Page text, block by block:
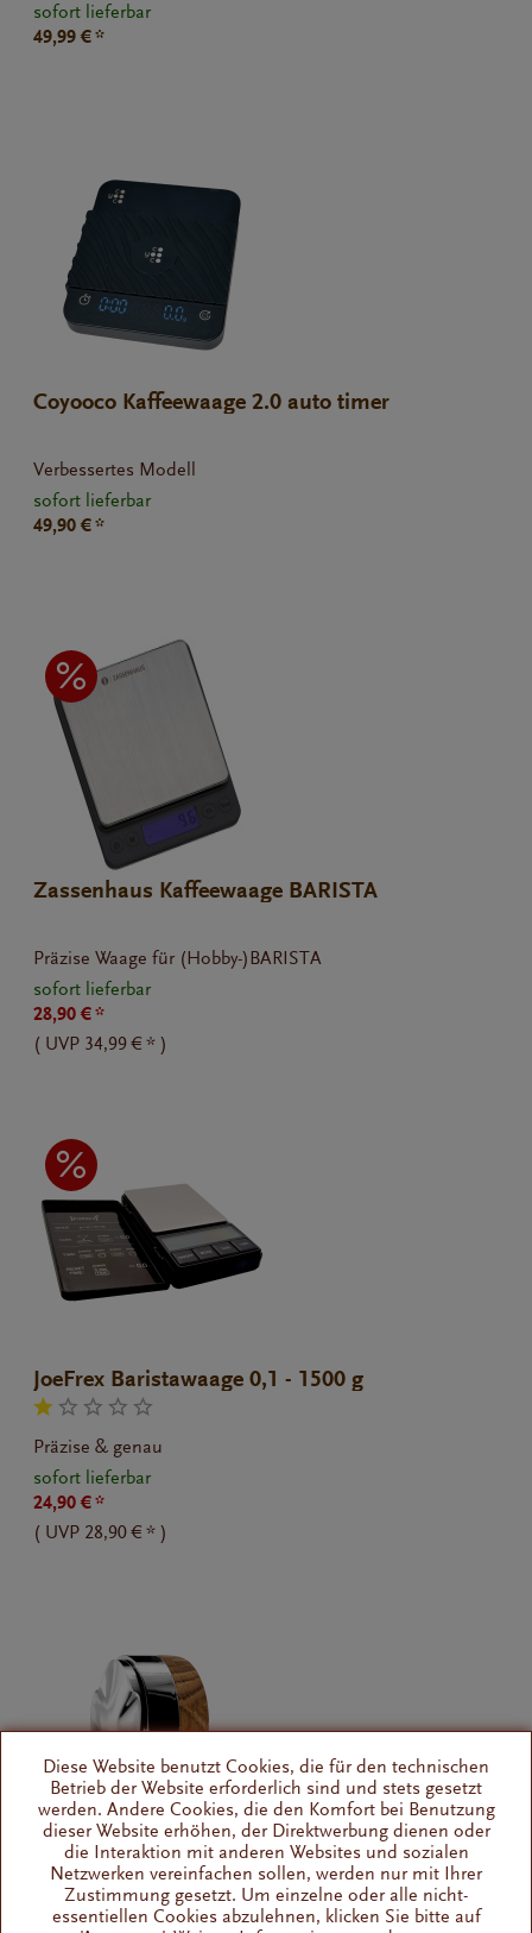
sofort lieferbar
49,99 € *
Coyooco Kaffeewaage 2.0 auto timer
Verbessertes Modell
sofort lieferbar
49,90 € *
Zassenhaus Kaffeewaage BARISTA
Präzise Waage für (Hobby-)BARISTA
sofort lieferbar
28,90 € *
( UVP 34,99 € * )
JoeFrex Baristawaage 0,1 - 1500 g
Präzise & genau
sofort lieferbar
24,90 € *
( UVP 28,90 € * )
Clara Coffee Distributor, 58,5 mm
Diese Website benutzt Cookies, die für den technischen
Betrieb der Website erforderlich sind und stets gesetzt
werden. Andere Cookies, die den Komfort bei Benutzung
dieser Website erhöhen, der Direktwerbung dienen oder
die Interaktion mit anderen Websites und sozialen
Netzwerken vereinfachen sollen, werden nur mit Ihrer
Zustimmung gesetzt. Um einzelne oder alle nicht-
essentiellen Cookies abzulehnen, klicken Sie bitte auf